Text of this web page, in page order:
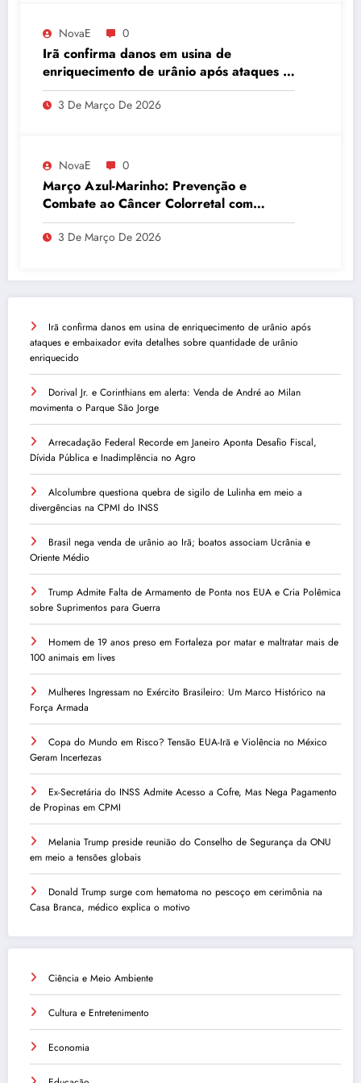
NovaE 0
Irã confirma danos em usina de
enriquecimento de urânio após ataques e
embaixador evita detalhes sobre
quantidade de urânio enriquecido
3 De Março De 2026
NovaE 0
Março Azul-Marinho: Prevenção e
Combate ao Câncer Colorretal com
Atividades Físicas
3 De Março De 2026
Irã confirma danos em usina de enriquecimento de urânio após
ataques e embaixador evita detalhes sobre quantidade de urânio
enriquecido
Dorival Jr. e Corinthians em alerta: Venda de André ao Milan
movimenta o Parque São Jorge
Arrecadação Federal Recorde em Janeiro Aponta Desafio Fiscal,
Dívida Pública e Inadimplência no Agro
Alcolumbre questiona quebra de sigilo de Lulinha em meio a
divergências na CPMI do INSS
Brasil nega venda de urânio ao Irã; boatos associam Ucrânia e
Oriente Médio
Trump Admite Falta de Armamento de Ponta nos EUA e Cria Polêmica
sobre Suprimentos para Guerra
Homem de 19 anos preso em Fortaleza por matar e maltratar mais de
100 animais em lives
Mulheres Ingressam no Exército Brasileiro: Um Marco Histórico na
Força Armada
Copa do Mundo em Risco? Tensão EUA-Irã e Violência no México
Geram Incertezas
Ex-Secretária do INSS Admite Acesso a Cofre, Mas Nega Pagamento
de Propinas em CPMI
Melania Trump preside reunião do Conselho de Segurança da ONU
em meio a tensões globais
Donald Trump surge com hematoma no pescoço em cerimônia na
Casa Branca, médico explica o motivo
Ciência e Meio Ambiente
Cultura e Entretenimento
Economia